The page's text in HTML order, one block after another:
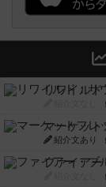
リワイルド
マーケット
紹介文あり
ファイアー